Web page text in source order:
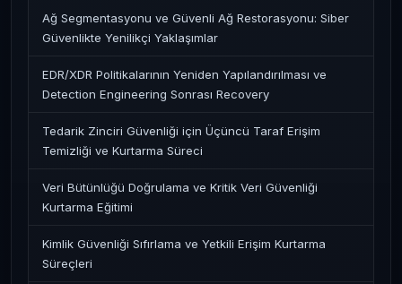
Ağ Segmentasyonu ve Güvenli Ağ Restorasyonu: Siber
Güvenlikte Yenilikçi Yaklaşımlar
EDR/XDR Politikalarının Yeniden Yapılandırılması ve
Detection Engineering Sonrası Recovery
Tedarik Zinciri Güvenliği için Üçüncü Taraf Erişim
Temizliği ve Kurtarma Süreci
Veri Bütünlüğü Doğrulama ve Kritik Veri Güvenliği
Kurtarma Eğitimi
Kimlik Güvenliği Sıfırlama ve Yetkili Erişim Kurtarma
Süreçleri